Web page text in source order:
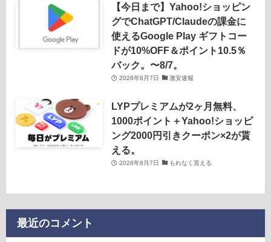
【今日まで】Yahoo!ショッピン
グでChatGPT/Claudeの課金に
使えるGoogle Play ギフトコー
ドが10%OFF＆ポイント10.5％
バック。〜8/7。
2026年8月7日 激安速報
LYPプレミアムが2ヶ月無料、
1000ポイント＋Yahoo!ショッピ
ング2000円引きクーポン×2が貰
える。
2026年8月7日 もれなく貰える
最近のコメント